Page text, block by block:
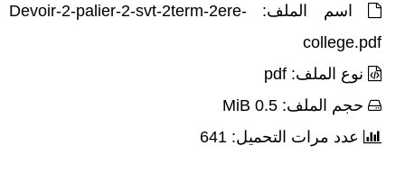
اسم الملف: Devoir-2-palier-2-svt-2term-2ere-
college.pdf
نوع الملف: pdf
حجم الملف: 0.5 MiB
عدد مرات التحميل: 641